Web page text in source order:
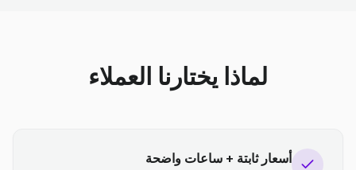
لماذا يختارنا العملاء
أسعار ثابتة + ساعات واضحة